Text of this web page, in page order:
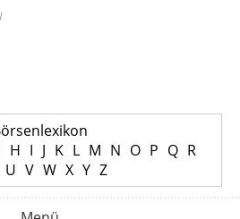
H I J K L M N O P Q R
U V W X Y Z